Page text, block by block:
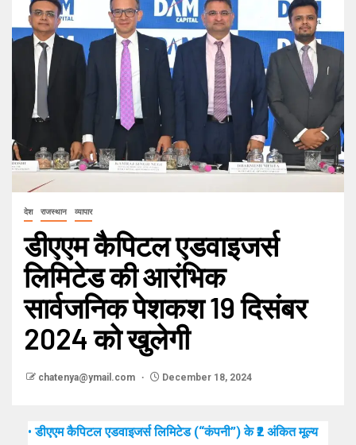
देश राजस्थान व्यापार
डीएएम कैपिटल एडवाइजर्स
लिमिटेड की आरंभिक
सार्वजनिक पेशकश 19 दिसंबर
2024 को खुलेगी
chatenya@ymail.com December 18, 2024
• डीएएम कैपिटल एडवाइजर्स लिमिटेड (“कंपनी”) के ₹2 अंकित मूल्य